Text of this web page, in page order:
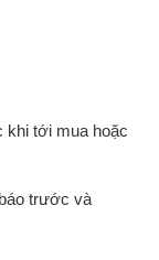
khi tới mua hoặc
trước và